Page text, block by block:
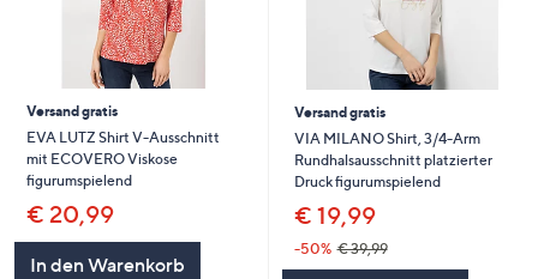
Versand gratis
EVA LUTZ Shirt V-Ausschnitt
mit ECOVERO Viskose
figurumspielend
€ 20,99
In den Warenkorb
Versand gratis
VIA MILANO Shirt, 3/4-Arm
Rundhalsausschnitt platzierter
Druck figurumspielend
€ 19,99
-50% € 39,99